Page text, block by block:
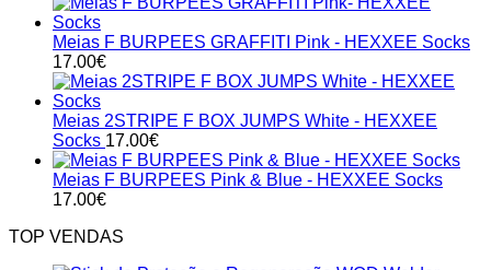
Meias F BURPEES GRAFFITI Pink - HEXXEE Socks
17.00€
Meias 2STRIPE F BOX JUMPS White - HEXXEE
Socks 17.00€
Meias F BURPEES Pink & Blue - HEXXEE Socks
17.00€
TOP VENDAS